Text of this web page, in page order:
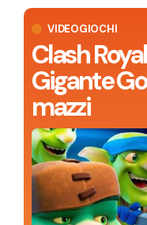
VIDEOGIOCHI
Clash
Gigante
mazzi